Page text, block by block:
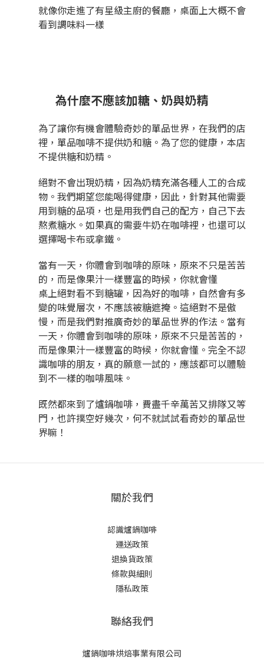
就像你走進了有星級主廚的餐廳，桌面上大概不會
看到調味料一樣
為什麼不應該加糖、奶與奶精
為了讓你有機會體驗奇妙的單品世界，在我們的店
裡，單品咖啡不提供奶和糖。為了您的健康，本店
不提供糖和奶精。
絕對不會出現奶精，因為奶精充滿各種人工的合成
物。我們期望您能喝得健康，因此，針對其他需要
用到糖的品項，也是用我們自己的配方，自己下去
熬煮糖水。如果真的需要牛奶在咖啡裡，也還可以
選擇喝卡布或拿鐵。
當有一天，你體會到咖啡的原味，原來不只是苦苦
的，而是像果汁一樣豐富的時候，你就會懂
桌上絕對看不到糖罐，因為好的咖啡，自然會有多
變的味覺層次，不應該被糖遮掩。這絕對不是傲
慢，而是我們對推廣奇妙的單品世界的作法。當有
一天，你體會到咖啡的原味，原來不只是苦苦的，
而是像果汁一樣豐富的時候，你就會懂。完全不認
識咖啡的朋友，真的願意一試的，應該都可以體驗
到不一樣的咖啡風味。
既然都來到了爐鍋咖啡，費盡千辛萬苦又排隊又等
門，也許撲空好幾次，何不就試試看奇妙的單品世
界嘛！
關於我們
認識爐鍋咖啡
運送政策
退換貨政策
條款與細則
隱私政策
聯絡我們
爐鍋咖啡烘焙事業有限公司